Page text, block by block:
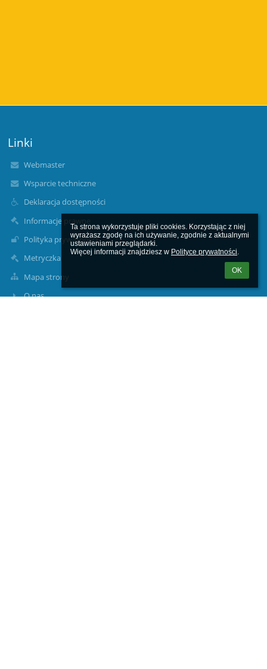
Ta strona wykorzystuje pliki cookies. Korzystając z niej
wyrażasz zgodę na ich używanie, zgodnie z aktualnymi
ustawieniami przeglądarki.
Więcej informacji znajdziesz w Polityce prywatności.
OK
Linki
Webmaster
Wsparcie techniczne
Deklaracja dostępności
Informacje prawne
Polityka prywatności
Metryczka
Mapa strony
O nas